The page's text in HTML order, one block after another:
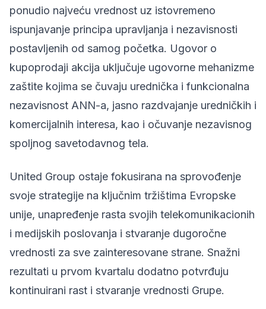
ponudio najveću vrednost uz istovremeno
ispunjavanje principa upravljanja i nezavisnosti
postavljenih od samog početka. Ugovor o
kupoprodaji akcija uključuje ugovorne mehanizme
zaštite kojima se čuvaju urednička i funkcionalna
nezavisnost ANN-a, jasno razdvajanje uredničkih i
komercijalnih interesa, kao i očuvanje nezavisnog
spoljnog savetodavnog tela.
United Group ostaje fokusirana na sprovođenje
svoje strategije na ključnim tržištima Evropske
unije, unapređenje rasta svojih telekomunikacionih
i medijskih poslovanja i stvaranje dugoročne
vrednosti za sve zainteresovane strane. Snažni
rezultati u prvom kvartalu dodatno potvrđuju
kontinuirani rast i stvaranje vrednosti Grupe.